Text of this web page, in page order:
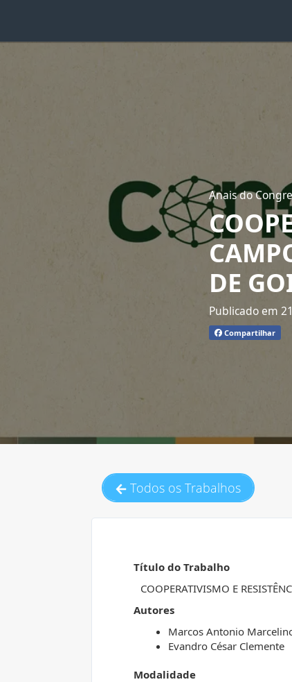
Anais do
DE
Publicado em
Compartilhar
Todos os Trabalhos
Título do Trabalho
COOPERATIVISMO E
Autores
Marcos Antonio
Evandro César Clemente
Modalidade